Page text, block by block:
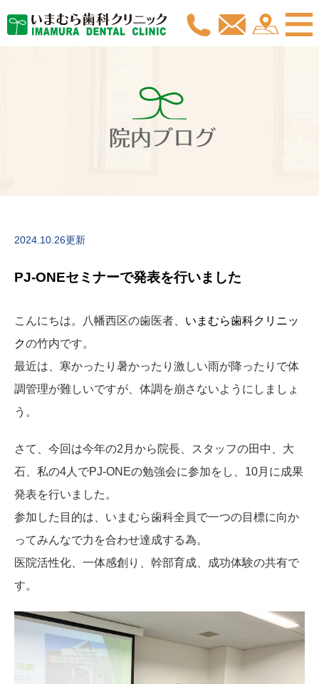
院内ブログ
2024.10.26更新
PJ-ONEセミナーで発表を行いました
こんにちは。八幡西区の歯医者、 いまむら歯科クリニッ
クの竹内です。
最近は、寒かったり暑かったり激しい雨が降ったりで体
調管理が難しいですが、体調を崩さないようにしましょ
う。
さて、今回は今年の2月から院長、スタッフの田中、大
石、私の4人でPJ-ONEの勉強会に参加をし、10月に成果
発表を行いました。
参加した目的は、いまむら歯科全員で一つの目標に向か
ってみんなで力を合わせ達成する為。
医院活性化、一体感創り、幹部育成、成功体験の共有で
す。